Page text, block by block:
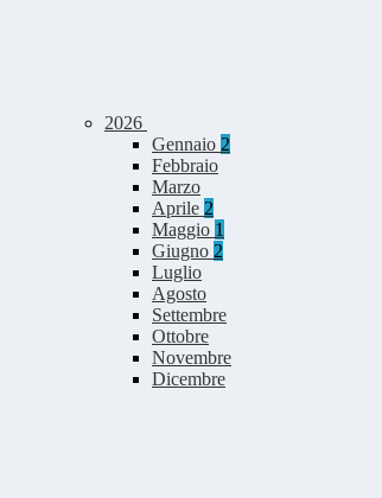
2026
Gennaio 2
Febbraio
Marzo
Aprile 2
Maggio 1
Giugno 2
Luglio
Agosto
Settembre
Ottobre
Novembre
Dicembre